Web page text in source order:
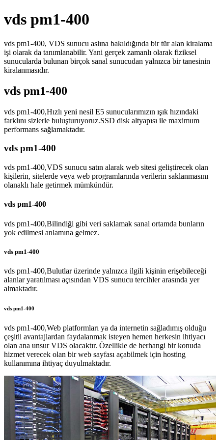
vds pm1-400
vds pm1-400, VDS sunucu aslına bakıldığında bir tür alan kiralama
işi olarak da tanımlanabilir. Yani gerçek zamanlı olarak fiziksel
sunucularda bulunan birçok sanal sunucudan yalnızca bir tanesinin
kiralanmasıdır.
vds pm1-400
vds pm1-400,Hızlı yeni nesil E5 sunucularımızın ışık hızındaki
farklını sizlerle buluşturuyoruz.SSD disk altyapısı ile maximum
performans sağlamaktadır.
vds pm1-400
vds pm1-400,VDS sunucu satın alarak web sitesi geliştirecek olan
kişilerin, sitelerde veya web programlarında verilerin saklanmasını
olanaklı hale getirmek mümkündür.
vds pm1-400
vds pm1-400,Bilindiği gibi veri saklamak sanal ortamda bunların
yok edilmesi anlamına gelmez.
vds pm1-400
vds pm1-400,Bulutlar üzerinde yalnızca ilgili kişinin erişebileceği
alanlar yaratılması açısından VDS sunucu tercihler arasında yer
almaktadır.
vds pm1-400
vds pm1-400,Web platformları ya da internetin sağladımış olduğu
çeşitli avantajlardan faydalanmak isteyen hemen herkesin ihtiyacı
olan ana unsur VDS olacaktır. Özellikle de herhangi bir konuda
hizmet verecek olan bir web sayfası açabilmek için hosting
kullanımına ihtiyaç duyulmaktadır.